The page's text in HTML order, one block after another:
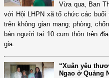
Vừa qua, Ban
với Hội LHPN xã tổ chức các buổi
trên không gian mạng; phòng,
bán người tại 10 cụm thôn trên
gia.
“Xuân yêu
Ngao ở Quảng